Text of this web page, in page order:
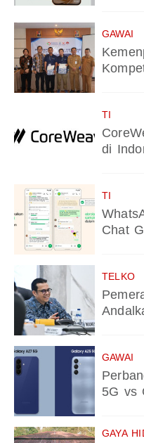
GAWAI
TI
di
TI
Chat
TELKO
GAWAI
5G vs
GAYA